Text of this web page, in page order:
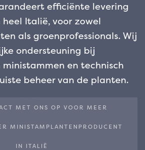
efficiënte levering
Italië, voor zowel
als groenprofessionals. Wij
ondersteuning bij
en technisch
beheer van de planten.
MET ONS OP VOOR MEER
MINISTAMPLANTENPRODUCENT
IN ITALIË